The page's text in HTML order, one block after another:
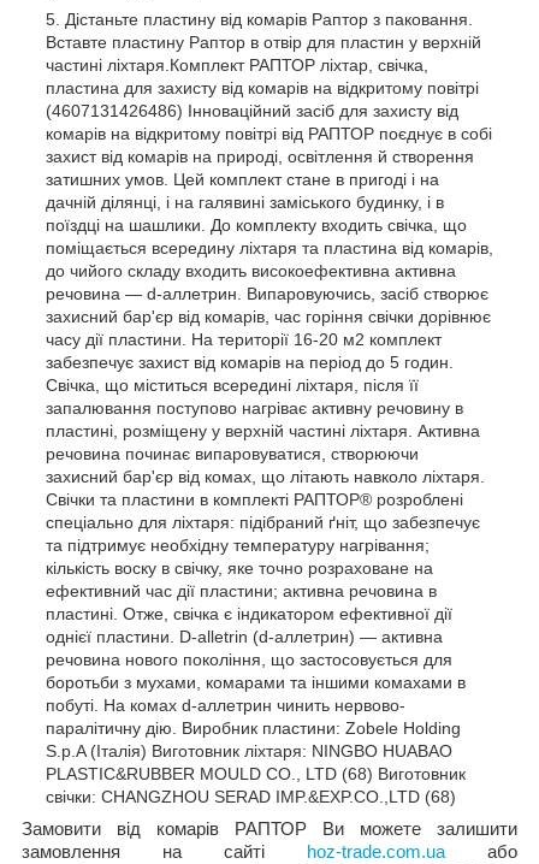
Дістаньте пластину від комарів Раптор з паковання.
Вставте пластину Раптор в отвір для пластин у верхній
частині ліхтаря.Комплект РАПТОР ліхтар, свічка,
пластина для захисту від комарів на відкритому повітрі
(4607131426486) Інноваційний засіб для захисту від
комарів на відкритому повітрі від РАПТОР поєднує в собі
захист від комарів на природі, освітлення й створення
затишних умов. Цей комплект стане в пригоді і на
дачній ділянці, і на галявині заміського будинку, і в
поїздці на шашлики. До комплекту входить свічка, що
поміщається всередину ліхтаря та пластина від комарів,
до чийого складу входить високоефективна активна
речовина — d-аллетрин. Випаровуючись, засіб створює
захисний бар'єр від комарів, час горіння свічки дорівнює
часу дії пластини. На території 16-20 м2 комплект
забезпечує захист від комарів на період до 5 годин.
Свічка, що міститься всередині ліхтаря, після її
запалювання поступово нагріває активну речовину в
пластині, розміщену у верхній частині ліхтаря. Активна
речовина починає випаровуватися, створюючи
захисний бар'єр від комах, що літають навколо ліхтаря.
Свічки та пластини в комплекті РАПТОР® розроблені
спеціально для ліхтаря: підібраний ґніт, що забезпечує
та підтримує необхідну температуру нагрівання;
кількість воску в свічку, яке точно розраховане на
ефективний час дії пластини; активна речовина в
пластині. Отже, свічка є індикатором ефективної дії
однієї пластини. D-alletrin (d-аллетрин) — активна
речовина нового покоління, що застосовується для
боротьби з мухами, комарами та іншими комахами в
побуті. На комах d-аллетрин чинить нервово-
паралітичну дію. Виробник пластини: Zobele Holding
S.p.A (Італія) Виготовник ліхтаря: NINGBO HUABAO
PLASTIC&RUBBER MOULD CO., LTD (68) Виготовник
свічки: CHANGZHOU SERAD IMP.&EXP.CO.,LTD (68)
Замовити від комарів РАПТОР Ви можете залишити
замовлення на сайті
hoz-trade.com.uaабо